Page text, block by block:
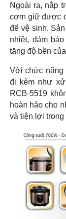
Ngoài ra, nắp
cơm giữ được
để vệ sinh.
nhiệt, đảm
tăng độ bền
Với chức năng
đi kèm như
RCB-5519
hoàn hảo cho
và tiện lợi